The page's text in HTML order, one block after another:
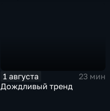
1 августа
23 мин
Дождливый тренд